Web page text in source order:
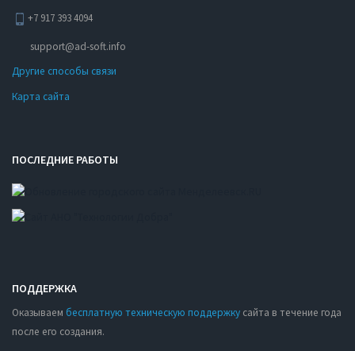
+7 917 393 4094
support@ad-soft.info
Другие способы связи
Карта сайта
ПОСЛЕДНИЕ РАБОТЫ
ПОДДЕРЖКА
Оказываем бесплатную техническую поддержку сайта в течение года
после его создания.